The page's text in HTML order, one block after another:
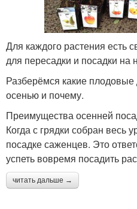
Для каждого растения есть
для пересадки и посадки на
Разберёмся какие
осенью и почему.
Преимущества осенней
Когда с грядки собран весь
посадке саженцев. Это
успеть вовремя посадить
читать дальше →